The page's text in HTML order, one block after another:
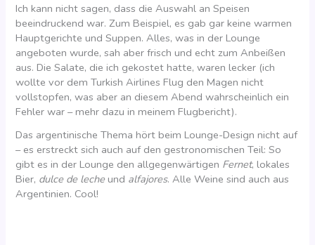
Ich kann nicht sagen, dass die Auswahl an Speisen
beeindruckend war. Zum Beispiel, es gab gar keine warmen
Hauptgerichte und Suppen. Alles, was in der Lounge
angeboten wurde, sah aber frisch und echt zum Anbeißen
aus. Die Salate, die ich gekostet hatte, waren lecker (ich
wollte vor dem Turkish Airlines Flug den Magen nicht
vollstopfen, was aber an diesem Abend wahrscheinlich ein
Fehler war – mehr dazu in meinem Flugbericht).
Das argentinische Thema hört beim Lounge-Design nicht auf
– es erstreckt sich auch auf den gestronomischen Teil: So
gibt es in der Lounge den allgegenwärtigen Fernet, lokales
Bier, dulce de leche und alfajores. Alle Weine sind auch aus
Argentinien. Cool!